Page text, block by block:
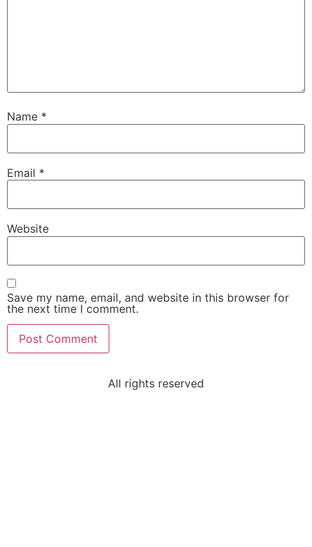
Sri Pathi Seetharamaiah
Name *
Email *
Website
Save my name, email, and website in this browser for
the next time I comment.
All rights reserved